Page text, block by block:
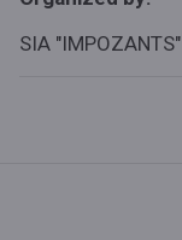
SIA "IMPOZANTS"